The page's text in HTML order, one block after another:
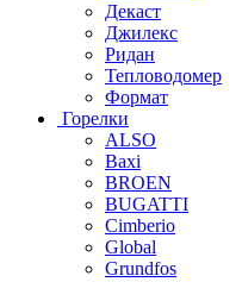
Декаст
Джилекс
Ридан
Тепловодомер
Формат
Горелки
ALSO
Baxi
BROEN
BUGATTI
Cimberio
Global
Grundfos